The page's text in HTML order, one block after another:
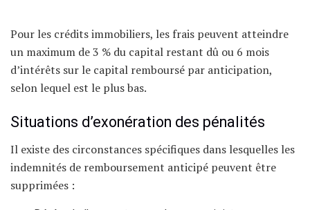
Pour les crédits immobiliers, les frais peuvent atteindre
un maximum de 3 % du capital restant dû ou 6 mois
d’intérêts sur le capital remboursé par anticipation,
selon lequel est le plus bas.
Situations d’exonération des pénalités
Il existe des circonstances spécifiques dans lesquelles les
indemnités de remboursement anticipé peuvent être
supprimées :